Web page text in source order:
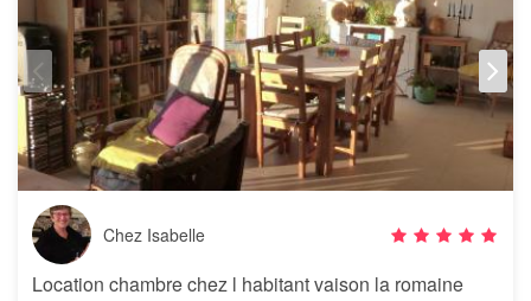
Chez Isabelle
Location chambre chez l habitant vaison la romaine